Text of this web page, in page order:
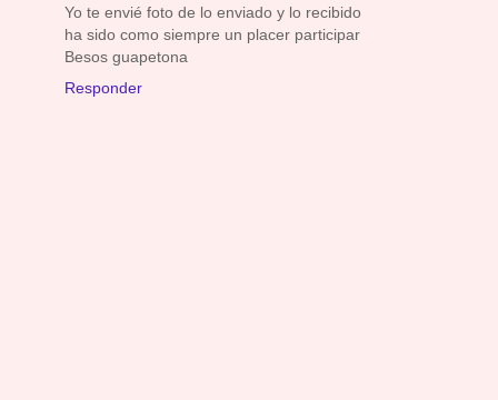
Yo te envié foto de lo enviado y lo recibido
ha sido como siempre un placer participar
Besos guapetona
Responder